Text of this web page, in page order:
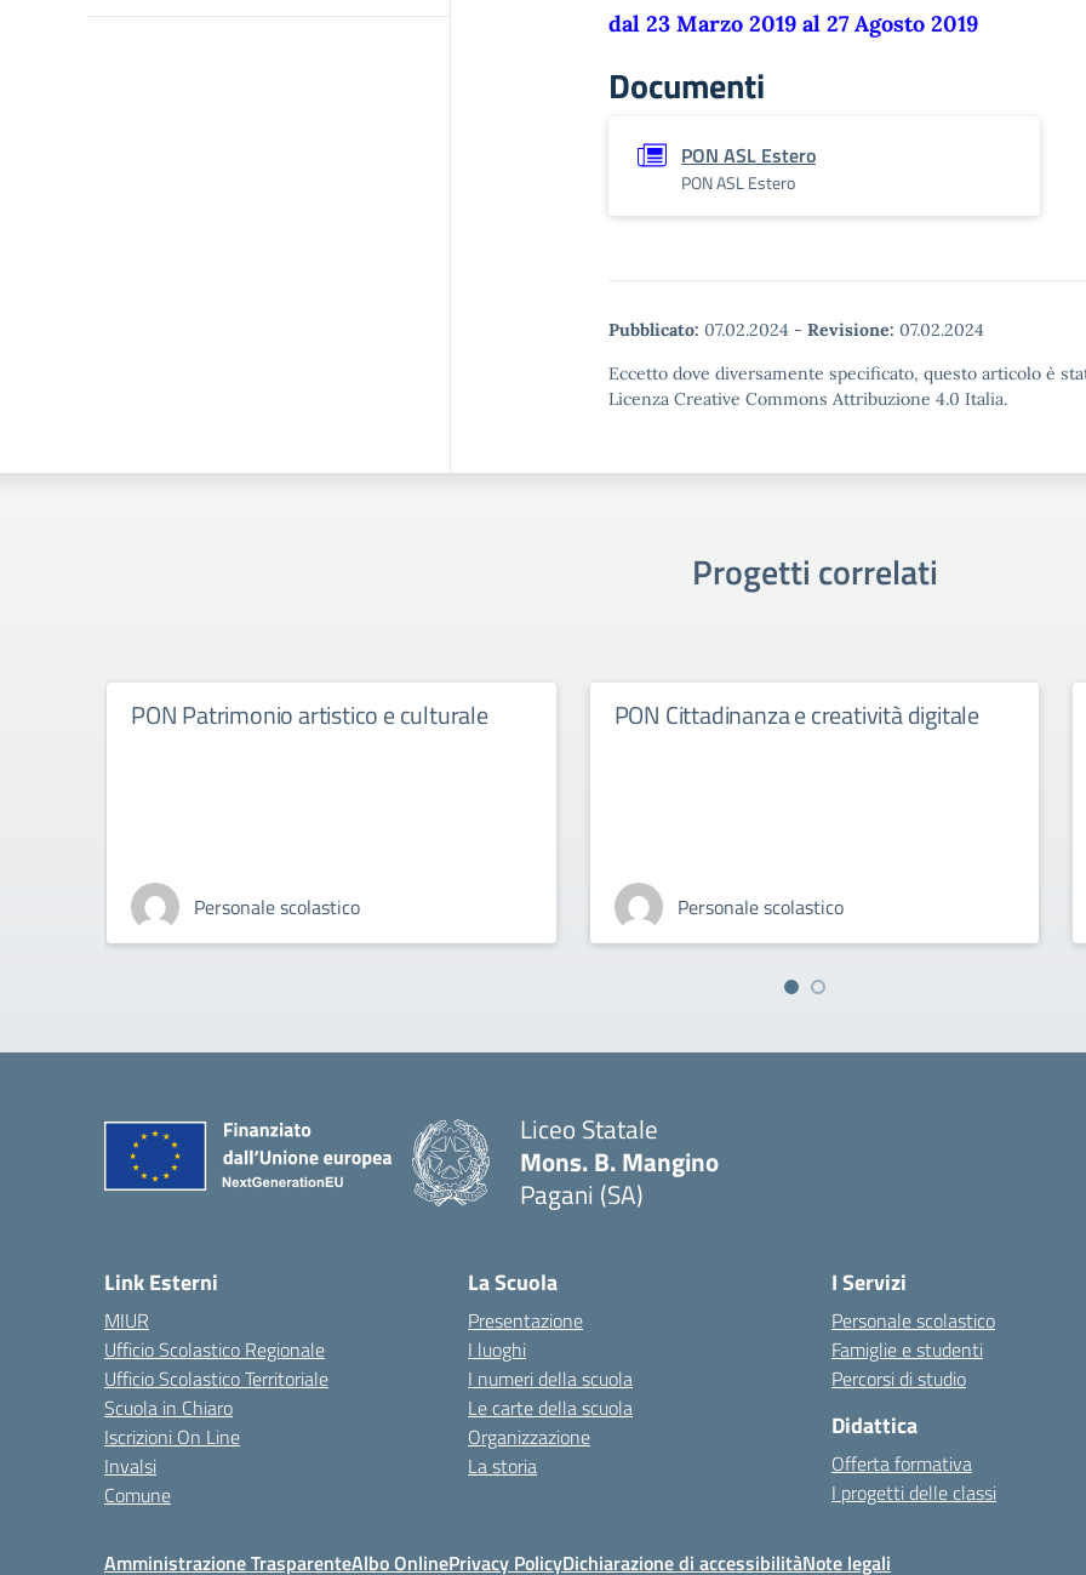
dal 23 Marzo 2019 al 27 Agosto 2019
Documenti
PON ASL Estero
PON ASL Estero
Pubblicato: 07.02.2024 - Revisione: 07.02.2024
Eccetto dove diversamente specificato, questo articolo è
Licenza Creative Commons Attribuzione 4.0 Italia.
Progetti correlati
PON Patrimonio artistico e culturale
Personale scolastico
PON Cittadinanza e creatività digitale
Personale scolastico
Liceo Statale
Mons. B. Mangino
Pagani (SA)
Link Esterni
MIUR
Ufficio Scolastico Regionale
Ufficio Scolastico Territoriale
Scuola in Chiaro
Iscrizioni On Line
Invalsi
Comune
La Scuola
Presentazione
I luoghi
I numeri della scuola
Le carte della scuola
Organizzazione
La storia
I Servizi
Personale scolastico
Famiglie e studenti
Percorsi di studio
Didattica
Offerta formativa
I progetti delle classi
Amministrazione TrasparenteAlbo OnlinePrivacy PolicyDichiarazione di accessibilitàNote legali